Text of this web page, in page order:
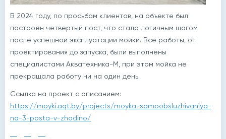
В 2024 году, по просьбам клиентов, на объекте был
построен четвертый пост, что стало логичным шагом
после успешной эксплуатации мойки. Все работы, от
проектирования до запуска, были выполнены
специалистами Акватехника-М, при этом мойка не
прекращала работу ни на один день.
Ссылка на проект с описанием:
https://moyki.aqt.by/projects/moyka-samoobsluzhivaniya-
na-3-posta-v-zhodino/